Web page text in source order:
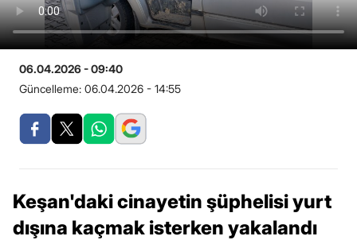
06.04.2026 - 09:40
Güncelleme: 06.04.2026 - 14:55
Keşan'daki cinayetin şüphelisi yurt
dışına kaçmak isterken yakalandı